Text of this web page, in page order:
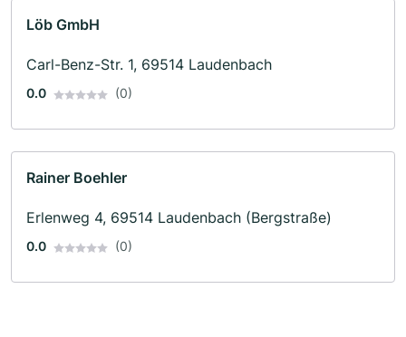
Löb GmbH
Carl-Benz-Str. 1, 69514 Laudenbach
0.0 (0)
Rainer Boehler
Erlenweg 4, 69514 Laudenbach (Bergstraße)
0.0 (0)